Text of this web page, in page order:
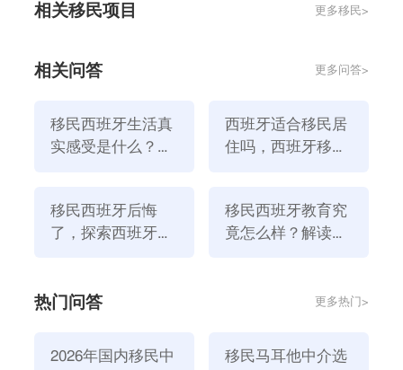
上时，会发现被巴塞罗那的大教堂给震撼到。这座美丽
4、港口贸易：巴塞罗那市位于地中海沿岸，有一个重
口之一，吸引了大量的国际贸易和物流活动。
5、制造业：巴塞罗那市拥有发达的制造业，特别是纺
相关移民项目 更多移民>
相关问答 更多问答>
移民西班牙生活真
实感受是什么？一
西班牙适合移民居
住吗，西班牙移民
移民西班牙后悔
了，探索西班牙生
移民西班牙教育究
竟怎么样？解读西
热门问答 更多热门>
2026年国内移民中 移民马耳他中介选